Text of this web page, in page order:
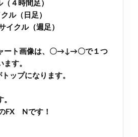
４時間足）
ル（日足）
イクル（週足）
ート画像は、〇→↓→〇で１つ
す。
ップになります。
FX Nです！